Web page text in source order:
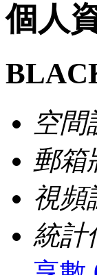
個人
空間
郵箱
視頻
統計